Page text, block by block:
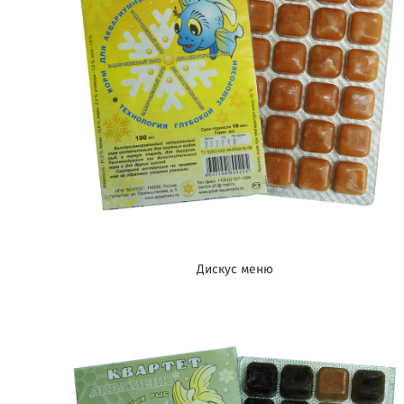
Дискус меню